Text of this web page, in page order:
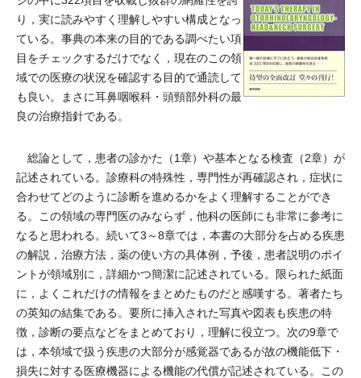
り，実に読みやすく理解しやすい構成となっ
ている。事典の本来の目的である調べたい項
目をチェックするだけでなく，現在のこの領
域での医療の状況を確認する目的で通読して
も良い。まさに耳鼻咽喉科・頭頸部外科の最
良の治療指針である。
総論として，患者の診かた（1章）や基本となる検査（2章）が
記述されている。診療科の特殊性，専門性が再確認され，症状に
合わせてどのように診断を進めるかをよく理解することができ
る。この領域の専門医のみならず，他科の医師にも非常に参考に
なると思われる。続いて3～8章では，本書の大部分を占める疾患
の解説，治療方法，薬の使い方の具体例，予後，患者説明のポイ
ントが領域別に，詳細かつ簡潔に記述されている。限られた紙面
に，よくこれだけの情報をまとめたものだと感嘆する。著者たち
の英知の結集である。要所に挿入された写真や図表も疾患の特
徴，診断の要点などをまとめており，理解に役立つ。次の9章で
は，本領域で扱う疾患の大部分が感覚器であるが故の機能低下・
損失に対する医療機器による機能の代償が記述されている。この